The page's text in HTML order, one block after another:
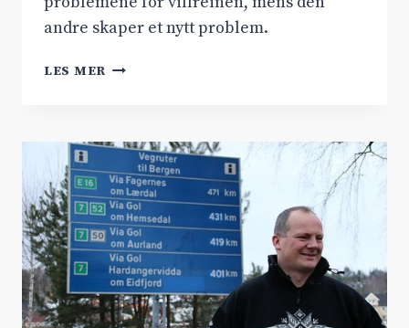
andre skaper et nytt problem.
LES MER VILLREINEN
RV.7